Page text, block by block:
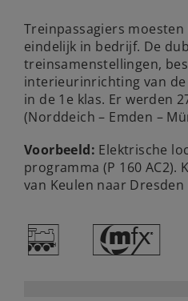
Treinpassagiers
eindelijk in bedrijf. De
treinsamenstellingen,
interieurinrichting van
in de 1e klas. Er werden
(Norddeich – Emden –
Voorbeeld: Elektrische
programma (P 160
van Keulen naar
/ #